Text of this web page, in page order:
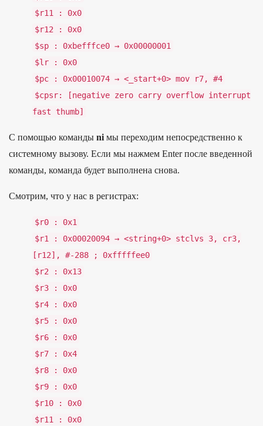
$r11
:
0x0
$r12
:
0x0
$sp
: 0xbefffce0 → 0x00000001
$lr
:
0x0
$pc
: 0x00010074 → < start+0> mov r7,
#4
$cpsr: [negative zero carry overflow interrupt
fast thumb]
С помощью команды ni мы переходим непосредственно к
системному вызову. Если мы нажмем Enter после введенной
команды, команда будет выполнена снова.
Смот­рим, что у нас в регис­трах:
$r0 :
0x1
$r1
: 0x00020094 → <string+0> stclvs 3, cr3,
[ r12], #-288 ;
0xfffffee0
$r2
:
0x13
$r3
:
0x0
$r4
:
0x0
$r5
:
0x0
$r6
:
0x0
$r7
:
0x4
$r8
:
0x0
$r9
:
0x0
$r10
:
0x0
$r11
:
0x0